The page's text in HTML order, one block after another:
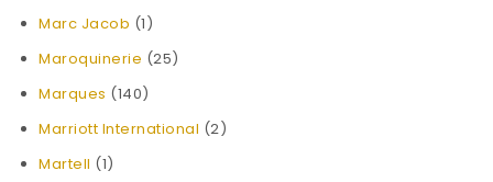
Marc Jacob (1)
Maroquinerie (25)
Marques (140)
Marriott International (2)
Martell (1)